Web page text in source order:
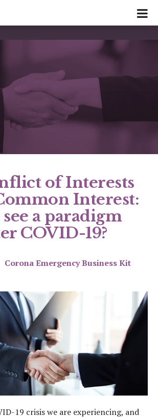
of Interests
Interest:
a paradigm
COVID-19?
Corona Emergency Business Kit
19 crisis we are experiencing, and